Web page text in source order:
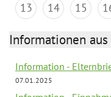
13
14 15
Informationen
Information -
07.01.2025